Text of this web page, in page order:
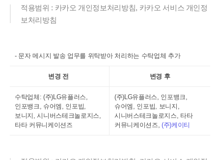
적용범위 : 카카오 개인정보처리방침, 카카오 서비스 개인정
보처리방침
- 문자 메시지 발송 업무를 위탁받아 처리하는 수탁업체 추가
변경 전 변경 후
수탁업체: (주)LG유플러스,
인포뱅크, 슈어엠, 인포빕,
보니지, 시니버스테크놀로지스,
타타 커뮤니케이션즈
(주)LG유플러스, 인포뱅크,
슈어엠, 인포빕, 보니지,
시니버스테크놀로지스, 타타
커뮤니케이션즈,(주)케이티